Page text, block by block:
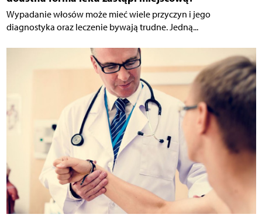
Wypadanie włosów może mieć wiele przyczyn i jego
diagnostyka oraz leczenie bywają trudne. Jedną...